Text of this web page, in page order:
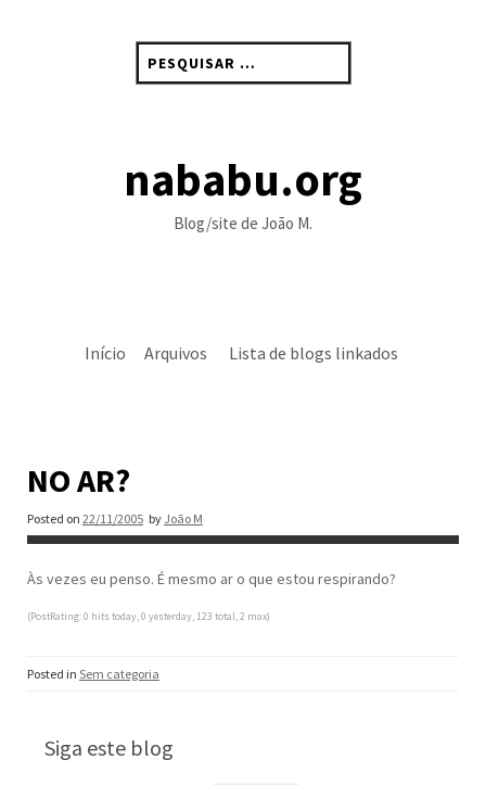
por:
nababu.org
Blog/site de João M.
Início Arquivos Lista de blogs linkados
NO AR?
Posted on 22/11/2005 by João M
Às vezes eu penso. É mesmo ar o que estou respirando?
(PostRating: 0 hits today, 0 yesterday, 123 total, 2 max)
Posted in Sem categoria
Siga este blog